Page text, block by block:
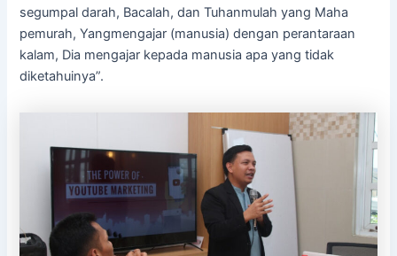
segumpal darah, Bacalah, dan Tuhanmulah yang Maha
pemurah, Yangmengajar (manusia) dengan perantaraan
kalam, Dia mengajar kepada manusia apa yang tidak
diketahuinya”.